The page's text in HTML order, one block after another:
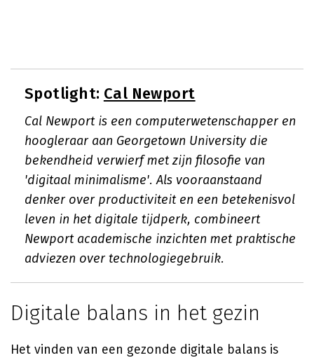
Spotlight: Cal Newport
Cal Newport is een computerwetenschapper en
hoogleraar aan Georgetown University die
bekendheid verwierf met zijn filosofie van
'digitaal minimalisme'. Als vooraanstaand
denker over productiviteit en een betekenisvol
leven in het digitale tijdperk, combineert
Newport academische inzichten met praktische
adviezen over technologiegebruik.
Digitale balans in het gezin
Het vinden van een gezonde digitale balans is